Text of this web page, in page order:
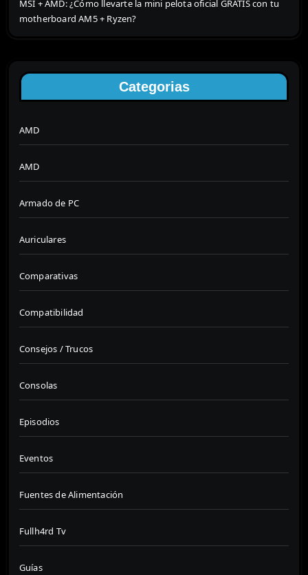
MSI + AMD: ¿Cómo llevarte la mini pelota oficial GRATIS con tu
motherboard AM5 + Ryzen?
Categorias
AMD
AMD
Armado de PC
Auriculares
Comparativas
Compatibilidad
Consejos / Trucos
Consolas
Episodios
Eventos
Fuentes de Alimentación
Fullh4rd Tv
Guías